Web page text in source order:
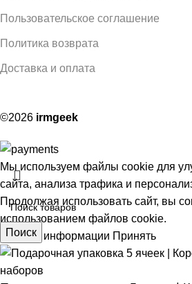
Пользовательское соглашение
Политика возврата
Доставка и оплата
©2026 irmgeek
Поиск
Мы используем файлы cookie для
сайта, анализа трафика и
Продолжая использовать сайт, вы
использованием файлов cookie.
Больше информации Принять